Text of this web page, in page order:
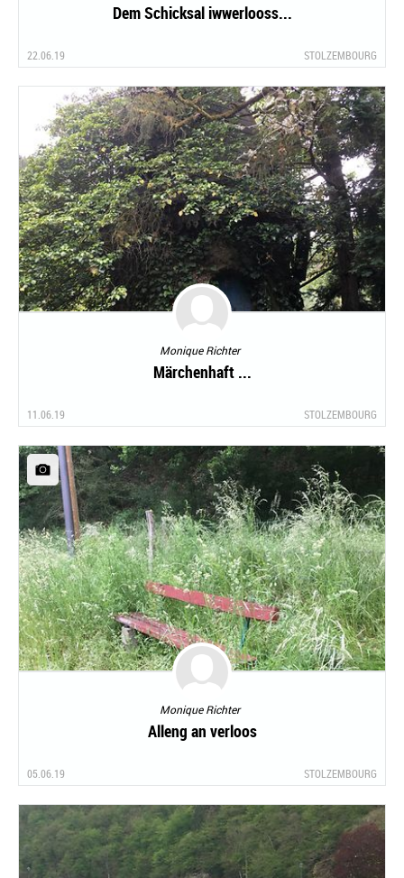
Dem Schicksal iwwerlooss...
22.06.19 STOLZEMBOURG
Monique Richter
Märchenhaft ...
11.06.19 STOLZEMBOURG
Monique Richter
Alleng an verloos
05.06.19 STOLZEMBOURG